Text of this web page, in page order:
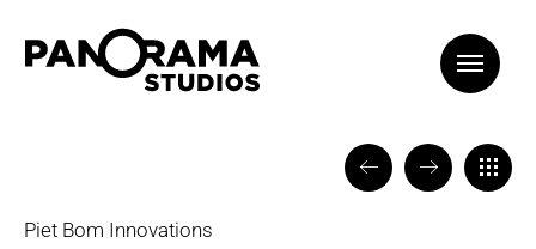
VORIGEVOLGENDE
Piet Bom Innovations